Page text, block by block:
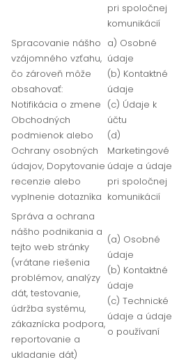
pri spoločnej
komunikácií
Spracovanie nášho
vzájomného vzťahu,
čo zároveň môže
obsahovať:
Notifikácia o zmene
Obchodných
podmienok alebo
Ochrany osobných
údajov, Dopytovanie
recenzie alebo
vyplnenie dotazníka
a) Osobné
údaje
(b) Kontaktné
údaje
(c) Údaje k
účtu
(d)
Marketingové
údaje a údaje
pri spoločnej
komunikácií
Správa a ochrana
nášho podnikania a
tejto web stránky
(vrátane riešenia
problémov, analýzy
dát, testovanie,
údržba systému,
zákaznícka podpora,
reportovanie a
ukladanie dát)
(a) Osobné
údaje
(b) Kontaktné
údaje
(c) Technické
údaje a údaje
o používaní